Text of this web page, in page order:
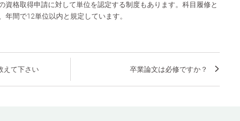
資格取得申請に対して単位を認定する制度もあります。科目履修と
年間で12単位以内と規定しています。
えて下さい 卒業論文は必修ですか？